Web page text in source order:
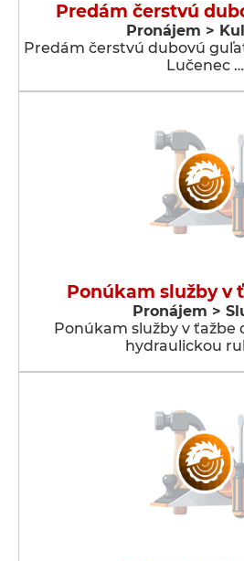
Predám čerstvú
Pronájem >
Predám čerstvú dubovú
Lučenec …
Ponúkam služby v
Pronájem >
Ponúkam služby v ťažbe
hydraulickou